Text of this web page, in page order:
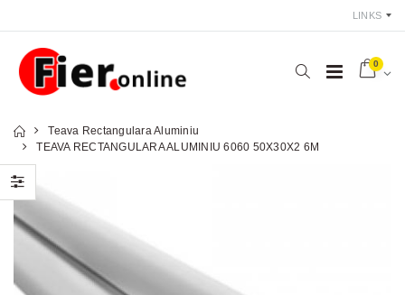
LINKS
0
Teava Rectangulara Aluminiu
TEAVA RECTANGULARA ALUMINIU 6060 50X30X2 6M